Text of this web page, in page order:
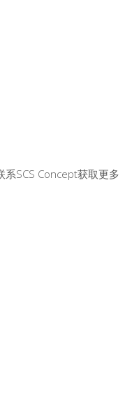
SCS Concept获取更多